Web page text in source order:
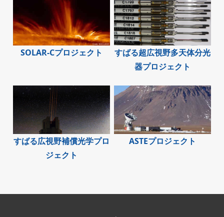
SOLAR-Cプロジェクト
すばる超広視野多天体分光
器プロジェクト
すばる広視野補償光学プロ
ジェクト
ASTEプロジェクト